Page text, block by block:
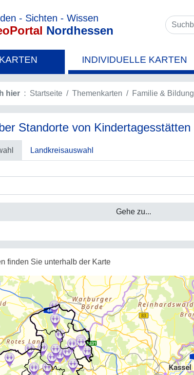
- Sichten - Wissen
Nordhessen
INDIVIDUELLE KARTEN
hier Startseite Themenkarten Familie & Bildung
Standorte von Kindertagesstätten
Landkreisauswahl
Gehe zu...
finden Sie unterhalb der Karte